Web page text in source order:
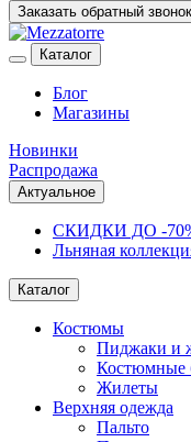
Заказать обратный звонок
Каталог
Блог
Магазины
Новинки
Распродажа
Актуальное
СКИДКИ ДО -
Льняная
Каталог
Костюмы
Пиджаки и
Костюмные
Жилеты
Верхняя одежда
Пальто